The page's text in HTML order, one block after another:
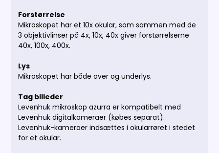
Forstørrelse
Mikroskopet har et 10x okular, som sammen med de
3 objektivlinser på 4x, 10x, 40x giver forstørrelserne
40x, 100x, 400x.
Lys
Mikroskopet har både over og underlys.
Tag billeder
Levenhuk mikroskop azurra er kompatibelt med
Levenhuk digitalkameraer (købes separat).
Levenhuk-kameraer indsættes i okularrøret i stedet
for et okular.